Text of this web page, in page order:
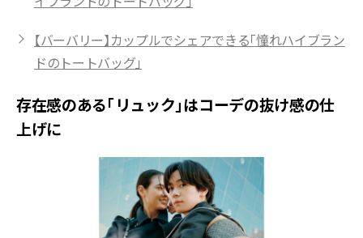
【バーバリー】カップルでシェアできる「憧れハイブラン
ドのトートバッグ」
存在感のある「リュック」はコーデの抜け感の仕
上げに